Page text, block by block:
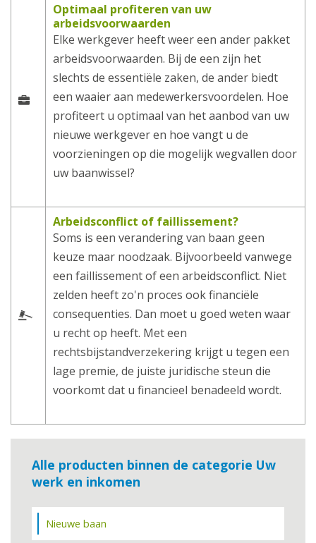
Optimaal profiteren van uw
arbeidsvoorwaarden
Elke werkgever heeft weer een ander pakket
arbeidsvoorwaarden. Bij de een zijn het
slechts de essentiële zaken, de ander biedt
een waaier aan medewerkersvoordelen. Hoe
profiteert u optimaal van het aanbod van uw
nieuwe werkgever en hoe vangt u de
voorzieningen op die mogelijk wegvallen door
uw baanwissel?
Arbeidsconflict of faillissement?
Soms is een verandering van baan geen
keuze maar noodzaak. Bijvoorbeeld vanwege
een faillissement of een arbeidsconflict. Niet
zelden heeft zo'n proces ook financiële
consequenties. Dan moet u goed weten waar
u recht op heeft. Met een
rechtsbijstandverzekering krijgt u tegen een
lage premie, de juiste juridische steun die
voorkomt dat u financieel benadeeld wordt.
Alle producten binnen de categorie Uw
werk en inkomen
Nieuwe baan